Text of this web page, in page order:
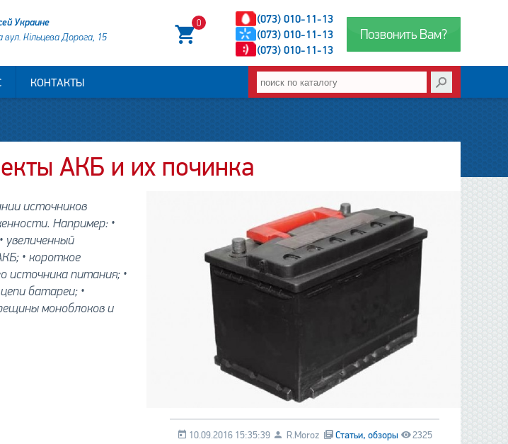
Позвонить Вам?
(073) 010-11-13
(073) 010-11-13
(073) 010-11-13
0
Украине
вул. Кільцева Дорога, 15
КОНТАКТЫ
АКБ и их починка
источников
Например: •
увеличенный
• короткое
источника питания; •
батареи; •
моноблоков и
Статьи, обзоры 2325
10.09.2016 15:35:39 R.Moroz